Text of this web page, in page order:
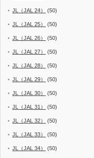
JL（JAL 24） (50)
JL（JAL 25） (50)
JL（JAL 26） (50)
JL（JAL 27） (50)
JL（JAL 28） (50)
JL（JAL 29） (50)
JL（JAL 30） (50)
JL（JAL 31） (50)
JL（JAL 32） (50)
JL（JAL 33） (50)
JL（JAL 34） (50)